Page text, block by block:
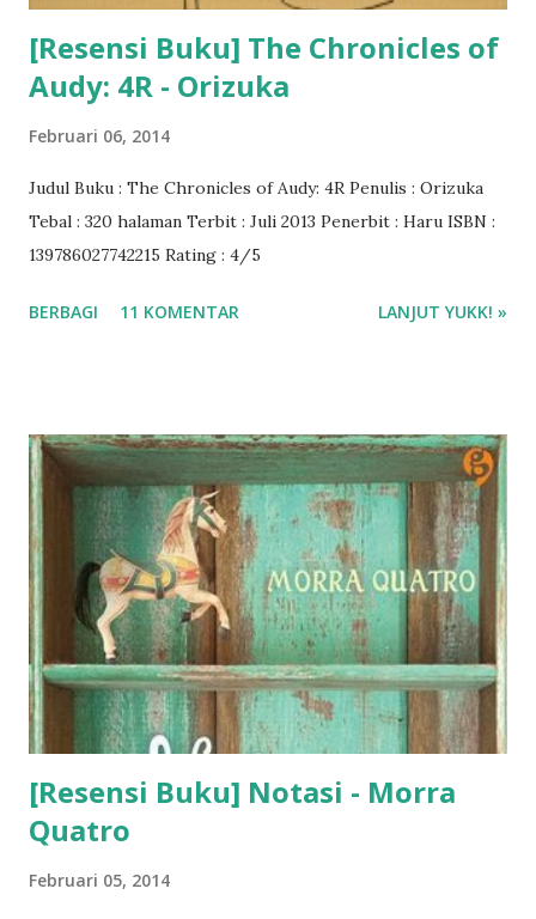
[Resensi Buku] The Chronicles of
Audy: 4R - Orizuka
Februari 06, 2014
Judul Buku : The Chronicles of Audy: 4R Penulis : Orizuka
Tebal : 320 halaman Terbit : Juli 2013 Penerbit : Haru ISBN :
139786027742215 Rating : 4/5
BERBAGI 11 KOMENTAR LANJUT YUKK! »
[Resensi Buku] Notasi - Morra
Quatro
Februari 05, 2014